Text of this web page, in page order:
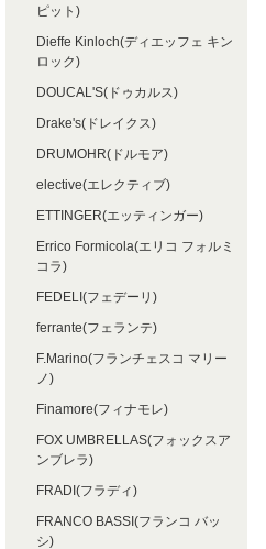
ピット)
Dieffe Kinloch(ディエッフェ キン
ロック)
DOUCAL'S(ドゥカルス)
Drake's(ドレイクス)
DRUMOHR(ドルモア)
elective(エレクティブ)
ETTINGER(エッティンガー)
Errico Formicola(エリコ フォルミ
コラ)
FEDELI(フェデーリ)
ferrante(フェランテ)
F.Marino(フランチェスコ マリー
ノ)
Finamore(フィナモレ)
FOX UMBRELLAS(フォックスア
ンブレラ)
FRADI(フラディ)
FRANCO BASSI(フランコ バッ
シ)